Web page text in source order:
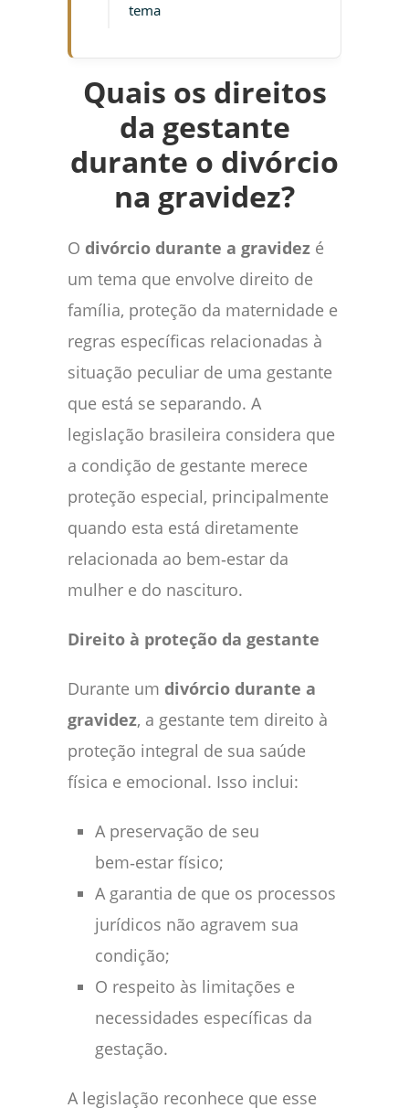
tema
Quais os direitos
da gestante
durante o divórcio
na gravidez?
O divórcio durante a gravidez é
um tema que envolve direito de
família, proteção da maternidade e
regras específicas relacionadas à
situação peculiar de uma gestante
que está se separando. A
legislação brasileira considera que
a condição de gestante merece
proteção especial, principalmente
quando esta está diretamente
relacionada ao bem‑estar da
mulher e do nascituro.
Direito à proteção da gestante
Durante um divórcio durante a
gravidez, a gestante tem direito à
proteção integral de sua saúde
física e emocional. Isso inclui:
A preservação de seu
bem‑estar físico;
A garantia de que os processos
jurídicos não agravem sua
condição;
O respeito às limitações e
necessidades específicas da
gestação.
A legislação reconhece que esse